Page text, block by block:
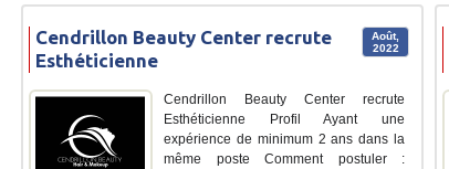
Août,
2022
Cendrillon Beauty Center recrute
Esthéticienne
Cendrillon Beauty Center recrute
Esthéticienne Profil Ayant une
expérience de minimum 2 ans dans la
même poste Comment postuler :